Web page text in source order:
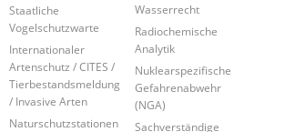
Staatliche
Vogelschutzwarte
Internationaler
Artenschutz / CITES /
Tierbestandsmeldung
/ Invasive Arten
Naturschutzstationen
Wasserrecht
Radiochemische
Analytik
Nuklearspezifische
Gefahrenabwehr
(NGA)
Sachverständige